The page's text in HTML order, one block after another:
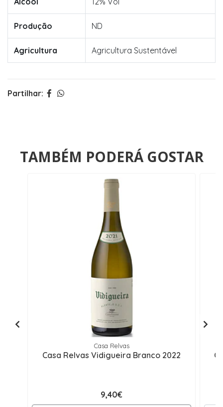
Produção ND
Agricultura Agricultura Sustentável
Partilhar:
TAMBÉM PODERÁ GOSTAR
Casa Relvas
Casa Relvas Vidigueira Branco 2022
9,40€